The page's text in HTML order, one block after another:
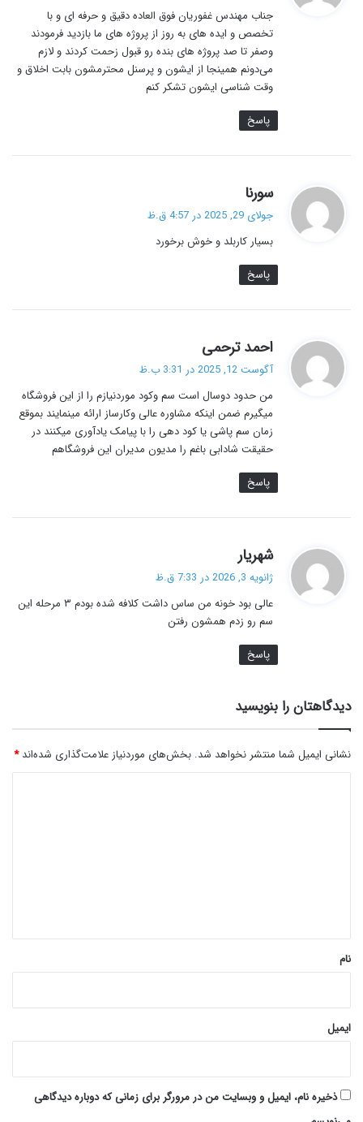
:
جناب مهندس غفوریان فوق العاده دقیق و حرفه ای و با
تخصص و ایده های به روز از پروژه های ما بازدید فرمودند
وصفر تا صد پروژه های بنده رو قبول زحمت کردند و لازم
می‌دونم همینجا از ایشون و پرسنل محترمشون بابت اخلاق و
وقت شناسی ایشون تشکر کنم
پاسخ
سورنا
ف
:
جولای 29, 2025 در 4:57 ق.ظ
بسیار کاربلد و خوش برخورد
پاسخ
احمد ترحمی
ف
آگوست 12, 2025 در 3:31 ب.ظ
من حدود دوسال است سم وکود موردنیازم را از این فروشگاه
میگیرم ضمن اینکه مشاوره عالی وکارساز ارائه مینمایند بموقع
زمان سم پاشی یا کود دهی را با پیامک یادآوری میکنند در
حقیقت شادابی باغم را مدیون مدیران این فروشگاهم
پاسخ
شهریار
ف
ژانویه 3, 2026 در 7:33 ق.ظ
عالی بود خونه من ساس داشت کلافه شده بودم ۳ مرحله این
سم رو زدم همشون رفتن
پاسخ
دیدگاهتان را بنویسید
نشانی ایمیل شما منتشر نخواهد شد. بخش‌های موردنیاز علامت‌گذاری شده‌اند*
نام
ایمیل
ذخیره نام، ایمیل و وبسایت من در مرورگر برای زمانی که دوباره دیدگاهی